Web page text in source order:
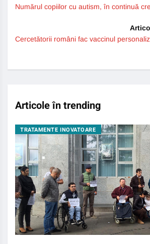
Numărul copiilor cu autism, în continuă
Cercetătorii români fac vaccinul
Articole în trending
TRATAMENTE INOVATOARE